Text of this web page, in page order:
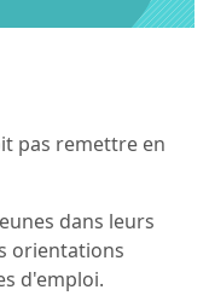
pas remettre en
dans leurs
orientations
d'emploi.